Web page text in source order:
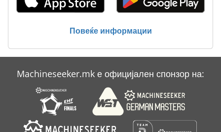
Силосен Контејнер Со Вентил Ca 2 5 Cbm
Повеќе информации
Machineseeker.mk е официјален спонзор на: